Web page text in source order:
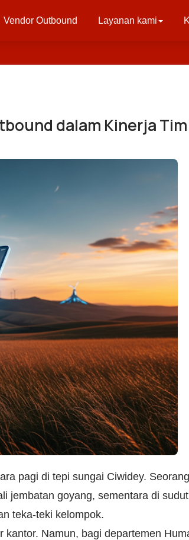
Vendor Outbound Layanan kami
dalam Kinerja Tim
pagi di tepi sungai Ciwidey. Seorang
jembatan goyang, sementara di sudut
teka-teki kelompok.
Namun, bagi departemen